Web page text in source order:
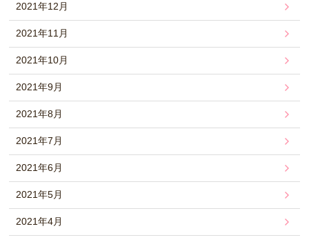
2021年12月
2021年11月
2021年10月
2021年9月
2021年8月
2021年7月
2021年6月
2021年5月
2021年4月